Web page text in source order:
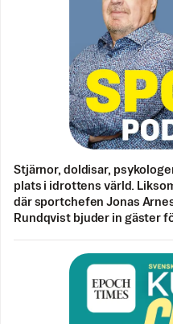
Stjärnor, doldisar,
plats i idrottens värld.
där sportchefen Jonas
Rundqvist bjuder in gäster